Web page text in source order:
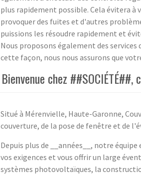
plus rapidement possible. Cela évitera à
provoquer des fuites et d'autres
puissions les résoudre rapidement et
Nous proposons également des
cette façon, nous nous assurons que
Bienvenue chez
Situé à Mérenvielle, Haute-Garonne,
couverture, de la pose de fenêtre et de
Depuis plus de __années__, notre
vos exigences et vous offrir un large
systèmes photovoltaïques, la